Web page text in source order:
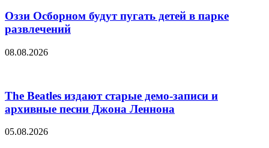
Оззи Осборном будут пугать детей в парке
развлечений
08.08.2026
The Beatles издают старые демо-записи и
архивные песни Джона Леннона
05.08.2026